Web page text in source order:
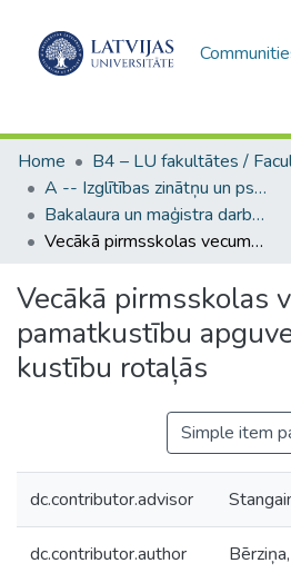
Home
A -- Izglītības zinātņu un psiholoģijas fakultāte / Faculty of Education Sciences and Psychology
Bakalaura un maģistra darbi (PPMF) / Bachelor's and Master's theses
Vecākā pirmsskolas vecuma bērnu pamatkustību apguves sekmēšana kustību rotaļās
Vecākā pirmsskolas
pamatkustību
kustību rotaļās
Simple item
dc.contributor.advisor
dc.contributor.author